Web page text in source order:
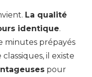
La qualité
identique.
minutes prépayés
il existe
pour